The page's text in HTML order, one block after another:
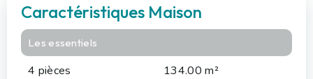
Caractéristiques Maison
Les essentiels
4 pièces
134.00 m²